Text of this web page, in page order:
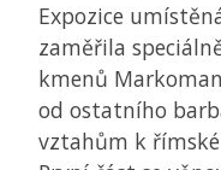
Expozice
zaměřila
kmenů
od ostatního
vztahům k